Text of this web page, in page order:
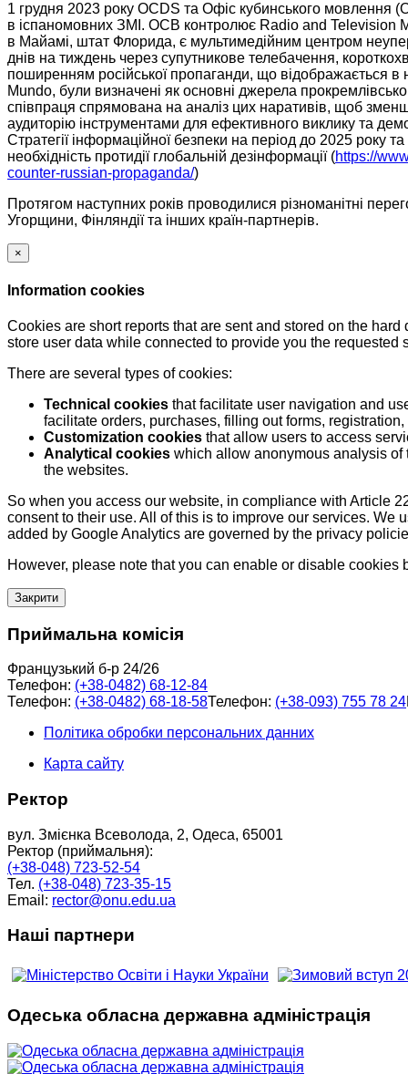
1 грудня 2023 року OCDS та Офіс кубинського мовлення
в іспаномовних ЗМІ. OCB контролює Radio and Television
в Майамі, штат Флорида, є мультимедійним центром
днів на тиждень через супутникове телебачення,
поширенням російської пропаганди, що відображається в
Mundo, були визначені як основні джерела
співпраця спрямована на аналіз цих наративів, щоб
аудиторію інструментами для ефективного виклику та
Стратегії інформаційної безпеки на період до 2025 року
необхідність протидії глобальній дезінформації (https://
counter-russian-propaganda/)
Протягом наступних років проводилися різноманітні
Угорщини, Фінляндії та інших країн-партнерів.
×
Information cookies
Cookies are short reports that are sent and stored on the
store user data while connected to provide you the
There are several types of cookies:
Technical cookies that facilitate user navigation and
facilitate orders, purchases, filling out forms,
Customization cookies that allow users to access
Analytical cookies which allow anonymous analysis
the websites.
So when you access our website, in compliance with Article
consent to their use. All of this is to improve our services.
added by Google Analytics are governed by the privacy
However, please note that you can enable or disable cookies
Закрити
Приймальна комісія
Французький б-р 24/26
Телефон: (+38-0482) 68-12-84
Телефон: (+38-0482) 68-18-58Телефон: (+38-093) 755 78 24
Політика обробки персональних данних
Карта сайту
Ректор
вул. Змієнка Всеволода, 2, Одеса, 65001
Ректор (приймальня):
(+38-048) 723-52-54
Тел. (+38-048) 723-35-15
Email: rector@onu.edu.ua
Наші партнери
Одеська обласна державна адміністрація